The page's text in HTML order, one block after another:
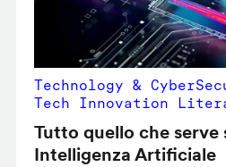
Technology &
Tech Innovation
Tutto quello che serve
Intelligenza Artificiale